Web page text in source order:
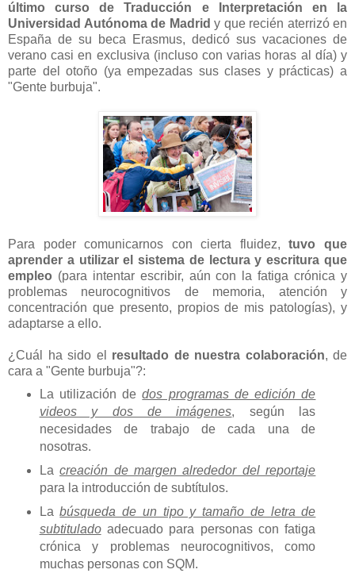
último curso de Traducción e Interpretación en la
Universidad Autónoma de Madrid y que recién aterrizó en
España de su beca Erasmus, dedicó sus vacaciones de
verano casi en exclusiva (incluso con varias horas al día) y
parte del otoño (ya empezadas sus clases y prácticas) a
"Gente burbuja".
Para poder comunicarnos con cierta fluidez,tuvo que
aprender a utilizar el sistema de lectura y escritura que
empleo (para intentar escribir, aún con la fatiga crónica y
problemas neurocognitivos de memoria, atención y
concentración que presento, propios de mis patologías), y
adaptarse a ello.
¿Cuál ha sido el resultado de nuestra colaboración, de
cara a "Gente burbuja"?:
La utilización dedos programas de edición de
videos y dos de imágenes, según las
necesidades de trabajo de cada una de
nosotras.
Lacreación de margen alrededor del reportaje
para la introducción de subtítulos.
Labúsqueda de un tipo y tamaño de letra de
subtituladoadecuado para personas con fatiga
crónica y problemas neurocognitivos, como
muchas personas con SQM.